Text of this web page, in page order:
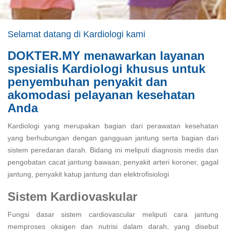
Selamat datang di Kardiologi kami
DOKTER.MY menawarkan layanan
spesialis Kardiologi khusus untuk
penyembuhan penyakit dan
akomodasi pelayanan kesehatan
Anda
Kardiologi yang merupakan bagian dari perawatan kesehatan
yang berhubungan dengan gangguan jantung serta bagian dari
sistem peredaran darah. Bidang ini meliputi diagnosis medis dan
pengobatan cacat jantung bawaan, penyakit arteri koroner, gagal
jantung, penyakit katup jantung dan elektrofisiologi
Sistem Kardiovaskular
Fungsi dasar sistem cardiovascular meliputi cara jantung
memproses oksigen dan nutrisi dalam darah, yang disebut